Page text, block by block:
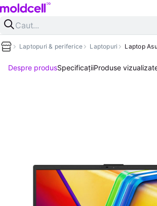
Laptopuri & periferice Laptopuri Laptop
Despre produsSpecificațiiProduse